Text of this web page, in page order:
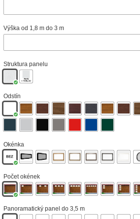
Výška od 1,8 m do 3 m
Struktura panelu
Odstín
Okénka
Počet okének
Panoramatický panel do 3,5 m